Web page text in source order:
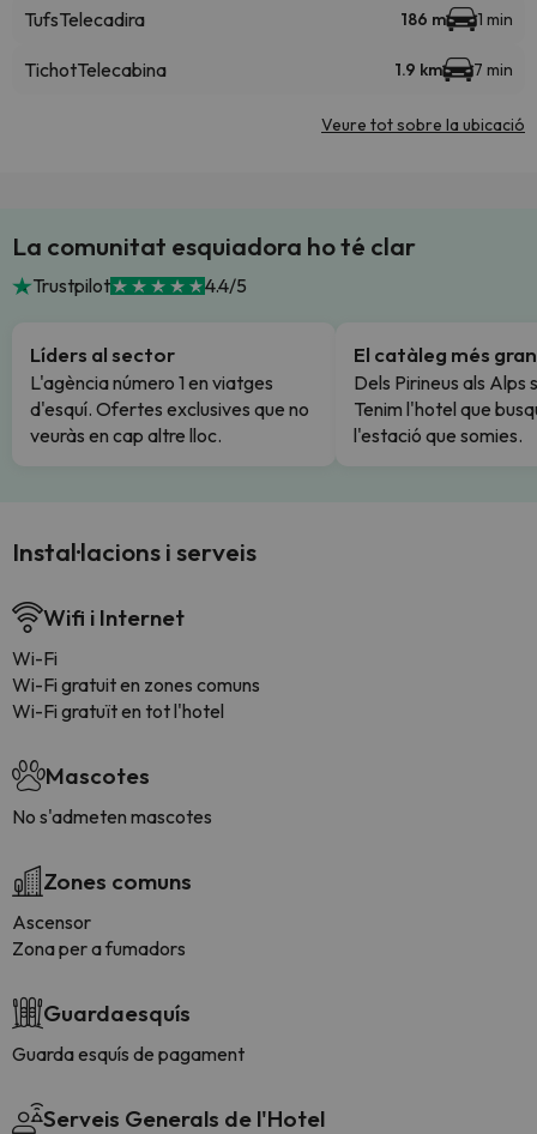
TufsTelecadira 186 m 1 min
TichotTelecabina 1.9 km 7 min
Veure tot sobre la ubicació
La comunitat esquiadora ho té clar
Trustpilot 4.4/5
Líders al sector
L'agència número 1 en viatges
d'esquí. Ofertes exclusives que no
veuràs en cap altre lloc.
El catàleg més gran
Dels Pirineus als Alps
Tenim l'hotel que
l'estació que somies.
Instal·lacions i serveis
Wifi i Internet
Wi-Fi
Wi-Fi gratuit en zones comuns
Wi-Fi gratuït en tot l'hotel
Mascotes
No s'admeten mascotes
Zones comuns
Ascensor
Zona per a fumadors
Guardaesquís
Guarda esquís de pagament
Serveis Generals de l'Hotel